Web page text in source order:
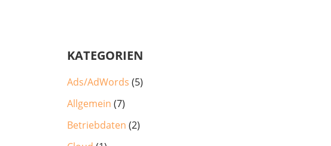
KATEGORIEN
Ads/AdWords (5)
Allgemein (7)
Betriebdaten (2)